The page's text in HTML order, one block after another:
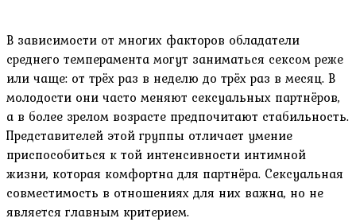
В зависимости от многих факторов обладатели
среднего темперамента могут заниматься сексом реже
или чаще: от трёх раз в неделю до трёх раз в месяц. В
молодости они часто меняют сексуальных партнёров,
а в более зрелом возрасте предпочитают стабильность.
Представителей этой группы отличает умение
приспособиться к той интенсивности интимной
жизни, которая комфортна для партнёра. Сексуальная
совместимость в отношениях для них важна, но не
является главным критерием.